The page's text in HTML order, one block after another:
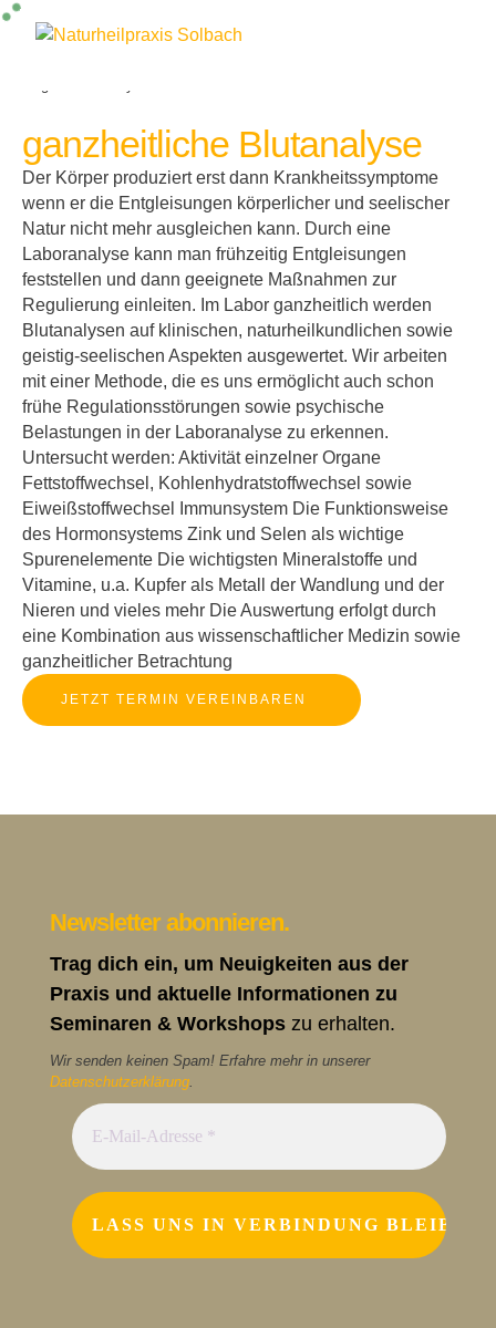
ganzheitliche Blutanalyse
Der Körper produziert erst dann Krankheitssymptome
wenn er die Entgleisungen körperlicher und seelischer
Natur nicht mehr ausgleichen kann. Durch eine
Laboranalyse kann man frühzeitig Entgleisungen
feststellen und dann geeignete Maßnahmen zur
Regulierung einleiten. Im Labor ganzheitlich werden
Blutanalysen auf klinischen, naturheilkundlichen sowie
geistig-seelischen Aspekten ausgewertet. Wir arbeiten
mit einer Methode, die es uns ermöglicht auch schon
frühe Regulationsstörungen sowie psychische
Belastungen in der Laboranalyse zu erkennen.
Untersucht werden: Aktivität einzelner Organe
Fettstoffwechsel, Kohlenhydratstoffwechsel sowie
Eiweißstoffwechsel Immunsystem Die Funktionsweise
des Hormonsystems Zink und Selen als wichtige
Spurenelemente Die wichtigsten Mineralstoffe und
Vitamine, u.a. Kupfer als Metall der Wandlung und der
Nieren und vieles mehr Die Auswertung erfolgt durch
eine Kombination aus wissenschaftlicher Medizin sowie
ganzheitlicher Betrachtung
JETZT TERMIN VEREINBAREN
Newsletter abonnieren.
Trag dich ein, um Neuigkeiten aus der
Praxis und aktuelle Informationen zu
Seminaren & Workshops zu erhalten.
Wir senden keinen Spam! Erfahre mehr in unserer
Datenschutzerklärung.